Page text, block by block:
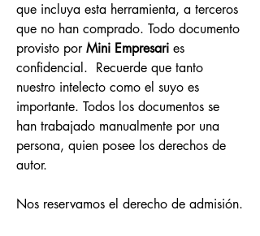
que incluya esta herramienta, a terceros
que no han comprado. Todo documento
provisto por Mini Empresari es
confidencial.  Recuerde que tanto
nuestro intelecto como el suyo es
importante. Todos los documentos se
han trabajado manualmente por una
persona, quien posee los derechos de
autor.
Nos reservamos el derecho de admisión.